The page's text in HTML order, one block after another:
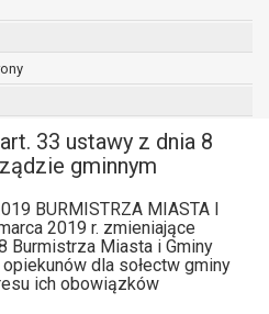
33 ustawy z dnia 8
gminnym
BURMISTRZA MIASTA I
2019 r. zmieniające
Burmistrza Miasta i Gminy
dla sołectw gminy
ich obowiązków
RODO, w przypadku gdy
danych odbywa się na
dotyczą lub na podstawie
przez tą osobę,
odbywa się w sposób
wobec przetwarzania
art. 21 RODO, wobec
danych osobowych, którego
jest: